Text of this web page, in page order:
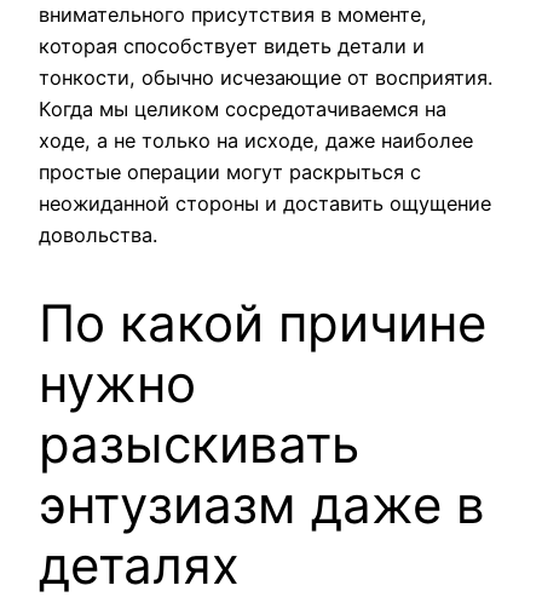
внимательного присутствия в моменте,
которая способствует видеть детали и
тонкости, обычно исчезающие от восприятия.
Когда мы целиком сосредотачиваемся на
ходе, а не только на исходе, даже наиболее
простые операции могут раскрыться с
неожиданной стороны и доставить ощущение
довольства.
По какой причине
нужно
разыскивать
энтузиазм даже в
деталях